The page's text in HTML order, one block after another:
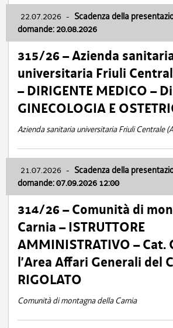
22.07.2026 - Scadenza della
domande: 20.08.2026
315/26 – Azienda
universitaria Friuli
– DIRIGENTE MEDICO –
GINECOLOGIA E
Azienda sanitaria universitaria Friuli Centrale
21.07.2026 - Scadenza della
domande: 07.09.2026 12:00
314/26 – Comunità di
Carnia – ISTRUTTORE
AMMINISTRATIVO – Cat.
l’Area Affari Generali del
RIGOLATO
Comunità di montagna della Carnia